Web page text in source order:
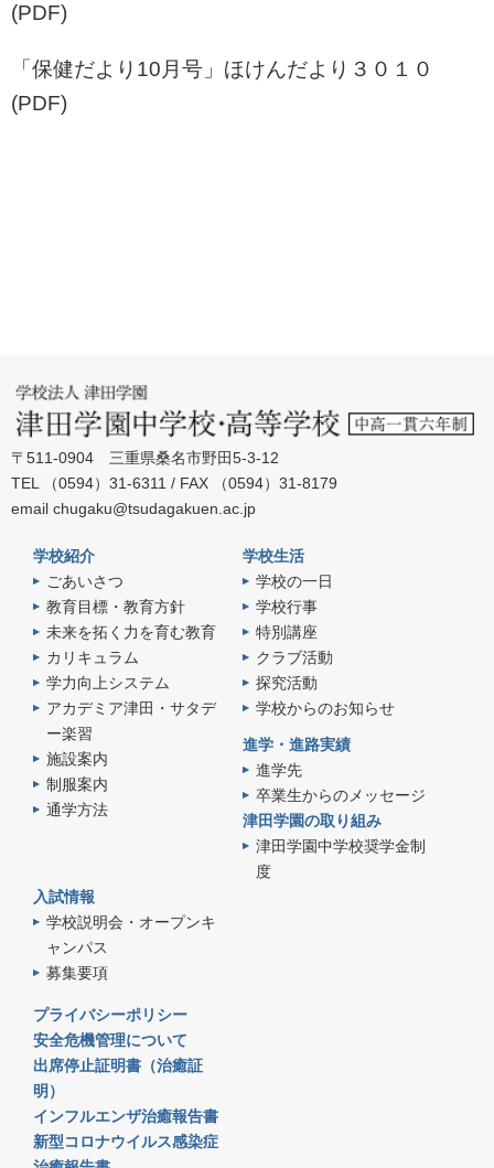
(PDF)
「保健だより10月号」 ほけんだより３０１０
(PDF)
〒511-0904 三重県桑名市野田5-3-12
TEL （0594）31-6311 / FAX （0594）31-8179
email chugaku@tsudagakuen.ac.jp
学校紹介
ごあいさつ
教育目標・教育方針
未来を拓く力を育む教育
カリキュラム
学力向上システム
アカデミア津田・サタデ
ー楽習
施設案内
制服案内
通学方法
学校生活
学校の一日
学校行事
特別講座
クラブ活動
探究活動
学校からのお知らせ
進学・進路実績
進学先
卒業生からのメッセージ
津田学園の取り組み
津田学園中学校奨学金制
度
入試情報
学校説明会・オープンキ
ャンパス
募集要項
プライバシーポリシー
安全危機管理について
出席停止証明書（治癒証
明）
インフルエンザ治癒報告書
新型コロナウイルス感染症